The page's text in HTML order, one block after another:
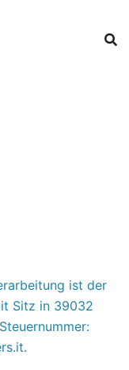
ist der
Sitz in 39032